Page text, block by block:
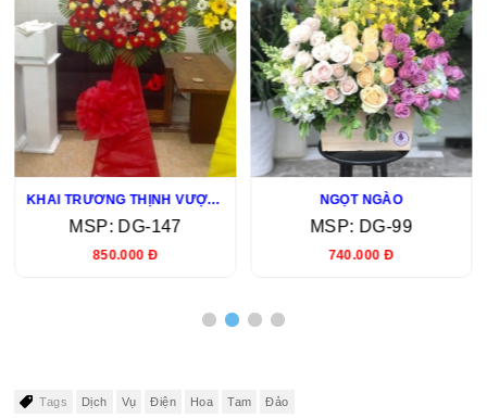
KHAI TRƯƠNG THỊNH VƯỢNG
MSP: DG-147
850.000 Đ
NGỌT NGÀO
MSP: DG-99
740.000 Đ
Tags Dịch Vụ Điện Hoa Tam Đảo